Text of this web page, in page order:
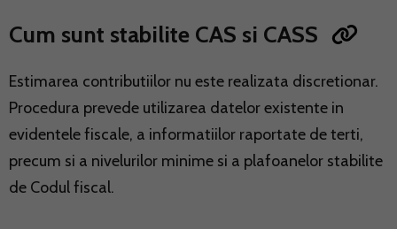
Cum sunt stabilite CAS si CASS
Estimarea contributiilor nu este realizata discretionar.
Procedura prevede utilizarea datelor existente in
evidentele fiscale, a informatiilor raportate de terti,
precum si a nivelurilor minime si a plafoanelor stabilite
de Codul fiscal.